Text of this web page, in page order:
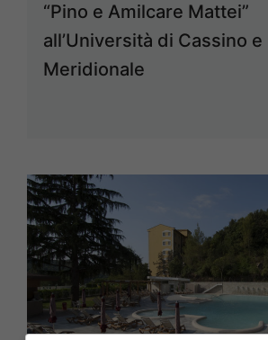
“Pino e Amilcare Mattei”
all’Università di Cassino e
Meridionale